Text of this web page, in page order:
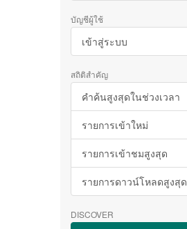
บัญชีผู้ใช้
เข้าสู่ระบบ
สถิติสำคัญ
คำค้นสูงสุดในช่วงเวลา
รายการเข้าใหม่
รายการเข้าชมสูงสุด
รายการดาวน์โหลดสูงสุด
DISCOVER